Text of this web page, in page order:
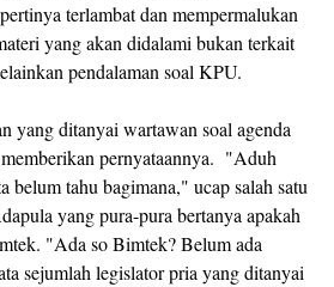
terlambat dan mempermalukan
yang akan didalami bukan terkait
pendalaman soal KPU.
yang ditanyai wartawan soal agenda
pernyataannya. "Aduh
belum tahu bagimana," ucap salah satu
yang pura-pura bertanya apakah
"Ada so Bimtek? Belum ada
sejumlah legislator pria yang ditanyai